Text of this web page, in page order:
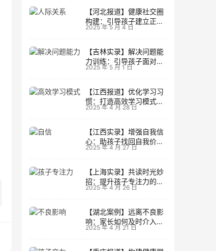
【河北报道】健康社交圈
构建：引导孩子建立正向
人际关系
2025 年 5 月 4 日
【吉林实录】解决问题能
力训练：引导孩子面对主
动挑战
2025 年 5 月 1 日
【江西报道】优化学习习
惯：打造高效学习模式的
实用技巧
2025 年 4 月 28 日
【江西实录】增强自我信
心：助孩子找回自我价值
的策略
2025 年 4 月 27 日
【上海实录】共读时光妙
招：提升孩子专注力的阅
读策略
2025 年 4 月 26 日
【湖北案例】远离不良影
响：家长如何及时介入调
整方向
2025 年 4 月 21 日